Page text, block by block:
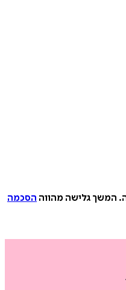
המשך גלישה מהווה הסכמה